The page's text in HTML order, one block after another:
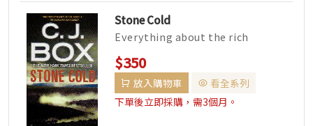
Stone Cold
Everything about the rich
stranger is a mystery: t...
$350
放入購物車
看全系列
下單後立即採購，需3個月。